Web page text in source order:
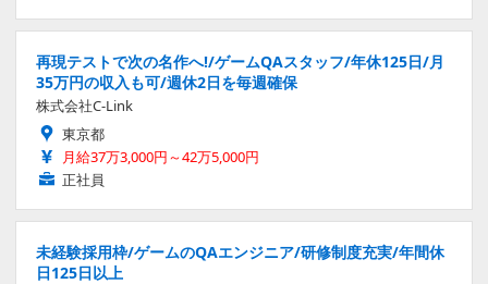
再現テストで次の名作へ!/ゲームQAスタッフ/年休125日/月
35万円の収入も可/週休2日を毎週確保
株式会社C-Link
東京都
月給37万3,000円～42万5,000円
正社員
未経験採用枠/ゲームのQAエンジニア/研修制度充実/年間休
日125日以上